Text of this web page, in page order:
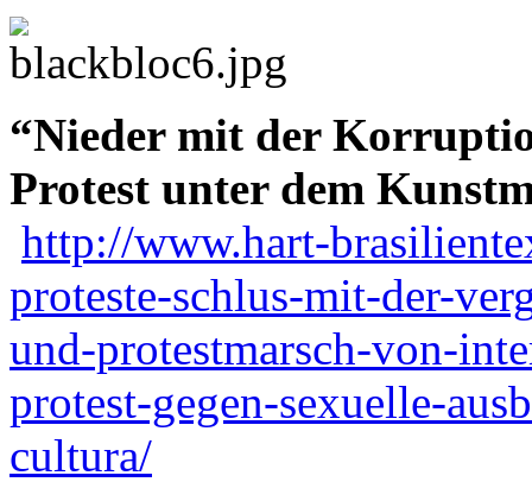
“Nieder mit der
Protest unter dem
http://www.hart-
proteste-schlus-mit-der-
und-protestmarsch-von-
protest-gegen-sexuelle-
cultura/